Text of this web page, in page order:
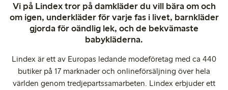
Vi på Lindex tror på damkläder du vill bära om och
om igen, underkläder för varje fas i livet, barnkläder
gjorda för oändlig lek, och de bekvämaste
babykläderna.
Lindex är ett av Europas ledande modeföretag med ca 440
butiker på 17 marknader och onlineförsäljning över hela
världen genom tredjepartssamarbeten. Lindex erbjuder ett